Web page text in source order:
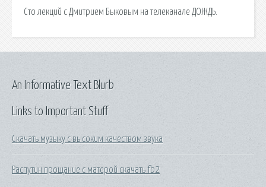
Сто лекций с Дмитрием Быковым на телеканале ДОЖДЬ.
Links to Important Stuff
Скачать музыку с высоким качеством звука
Распутин прощание с матерой скачать fb2
An Informative Text Blurb